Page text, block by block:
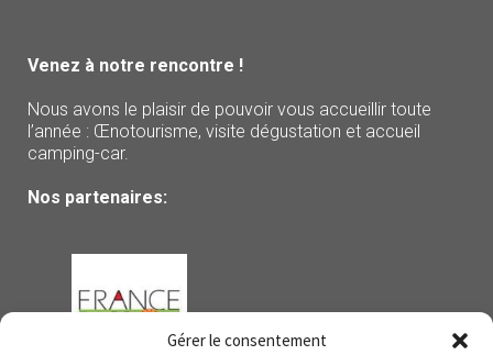
Gérer le consentement
Venez à notre rencontre !
Nous avons le plaisir de pouvoir vous accueillir toute
l’année : Œnotourisme, visite dégustation et accueil
camping-car.
Nos partenaires: